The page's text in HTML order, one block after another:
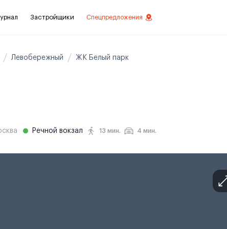
Застройщики Спецпредложения
Левобережный ЖК Белый парк
Речной вокзал 13 мин. 4 мин.